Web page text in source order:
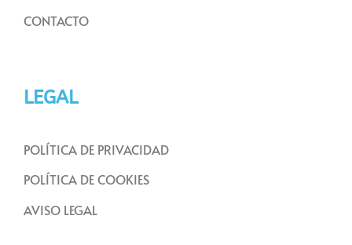
CONTACTO
LEGAL
POLÍTICA DE PRIVACIDAD
POLÍTICA DE COOKIES
AVISO LEGAL